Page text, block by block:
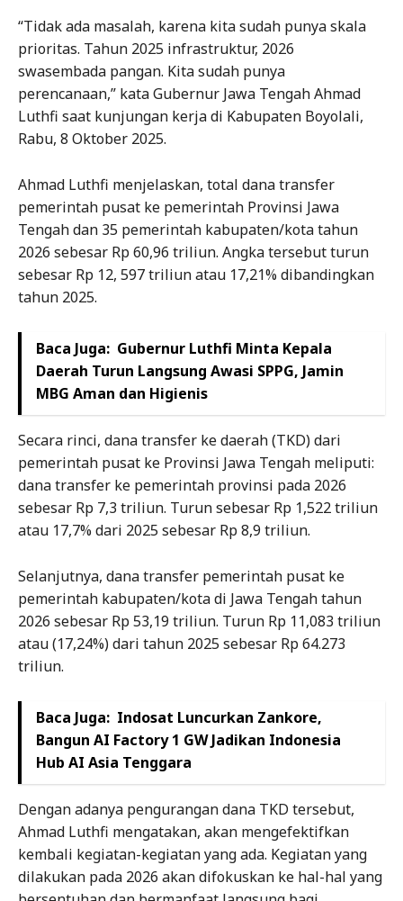
“Tidak ada masalah, karena kita sudah punya skala
prioritas. Tahun 2025 infrastruktur, 2026
swasembada pangan. Kita sudah punya
perencanaan,” kata Gubernur Jawa Tengah Ahmad
Luthfi saat kunjungan kerja di Kabupaten Boyolali,
Rabu, 8 Oktober 2025.
Ahmad Luthfi menjelaskan, total dana transfer
pemerintah pusat ke pemerintah Provinsi Jawa
Tengah dan 35 pemerintah kabupaten/kota tahun
2026 sebesar Rp 60,96 triliun. Angka tersebut turun
sebesar Rp 12, 597 triliun atau 17,21% dibandingkan
tahun 2025.
Baca Juga: Gubernur Luthfi Minta Kepala
Daerah Turun Langsung Awasi SPPG, Jamin
MBG Aman dan Higienis
Secara rinci, dana transfer ke daerah (TKD) dari
pemerintah pusat ke Provinsi Jawa Tengah meliputi:
dana transfer ke pemerintah provinsi pada 2026
sebesar Rp 7,3 triliun. Turun sebesar Rp 1,522 triliun
atau 17,7% dari 2025 sebesar Rp 8,9 triliun.
Selanjutnya, dana transfer pemerintah pusat ke
pemerintah kabupaten/kota di Jawa Tengah tahun
2026 sebesar Rp 53,19 triliun. Turun Rp 11,083 triliun
atau (17,24%) dari tahun 2025 sebesar Rp 64.273
triliun.
Baca Juga: Indosat Luncurkan Zankore,
Bangun AI Factory 1 GW Jadikan Indonesia
Hub AI Asia Tenggara
Dengan adanya pengurangan dana TKD tersebut,
Ahmad Luthfi mengatakan, akan mengefektifkan
kembali kegiatan-kegiatan yang ada. Kegiatan yang
dilakukan pada 2026 akan difokuskan ke hal-hal yang